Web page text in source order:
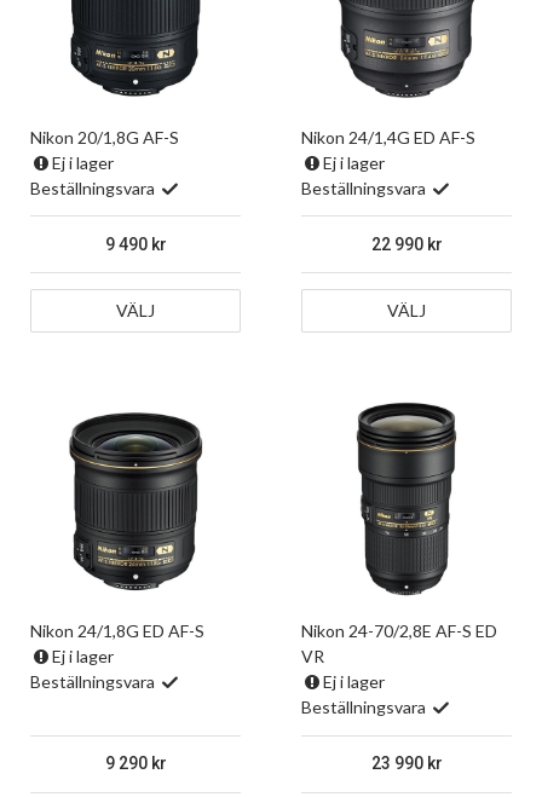
Nikon 20/1,8G AF-S
Ej i lager
Beställningsvara
9 490
VÄLJ
Nikon 24/1,4G ED AF-S
Ej i lager
Beställningsvara
22 990
VÄLJ
Nikon 24/1,8G ED AF-S
Ej i lager
Beställningsvara
9 290
Nikon 24-70/2,8E AF-S ED
VR
Ej i lager
Beställningsvara
23 990